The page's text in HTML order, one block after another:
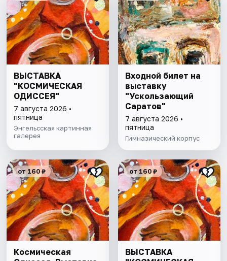
ВЫСТАВКА
"КОСМИЧЕСКАЯ
ОДИССЕЯ"
7 августа 2026 •
пятница
Энгельсская картинная
галерея
Входной билет на
выставку
"Ускользающий
Саратов"
7 августа 2026 •
пятница
Гимназический корпус
от 160 ₽
Космическая
от 160 ₽
ВЫСТАВКА